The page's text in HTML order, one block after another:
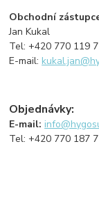
Obchodní
Jan Kukal
Tel: +420 770 119
E-mail:
Objednávky:
E-mail:
Tel: +420 770 187